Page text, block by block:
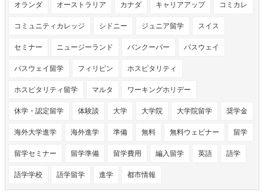
オランダ オーストラリア カナダ キャリアアップ コミカレ
コミュニティカレッジ シドニー ジュニア留学 スイス
セミナー ニュージーランド バンクーバー パスウェイ
パスウェイ留学 フィリピン ホスピタリティ
ホスピタリティ留学 マルタ ワーキングホリデー
休学・認定留学 体験談 大学 大学院 大学院留学 奨学金
海外大学進学 海外進学 準備 無料 無料ウェビナー 留学
留学セミナー 留学準備 留学費用 編入留学 英語 語学
語学学校 語学留学 進学 都市情報